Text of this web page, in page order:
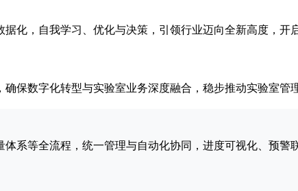
化，自我学习、优化与决策，引领行业迈向全新高度，开
保数字化转型与实验室业务深度融合，稳步推动实验室管
系等全流程，统一管理与自动化协同，进度可视化、预警